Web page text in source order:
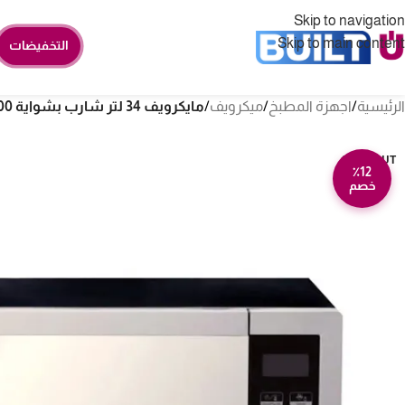
Skip to navigation
Skip to main content
التخفيضات
الرئيسية/اجهزة المطبخ/ميكرويف/مايكرويف 34 لتر شارب بشواية 1000 وات – ستيل R-77AS(ST)
SOLD OUT
٪12
خصم